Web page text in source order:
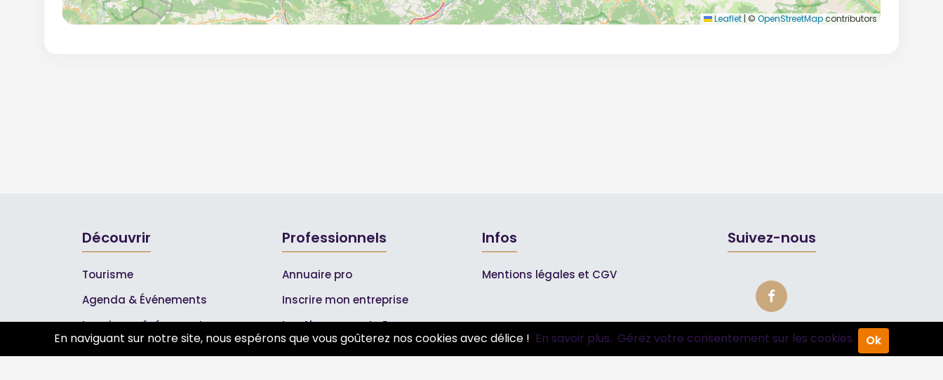
Leaflet | © OpenStreetMapcontributors
Découvrir
Tourisme
Agenda & Événements
Inscrire un événement
Professionnels
Annuaire pro
Inscrire mon entreprise
Les Abonnements Pros
Infos
Mentions légales et CGV
Suivez-nous
En naviguant sur notre site, nous espérons que vous goûterez nos cookies avec délice ! En savoir plus. Gérez votre consentement sur les cookies. Ok